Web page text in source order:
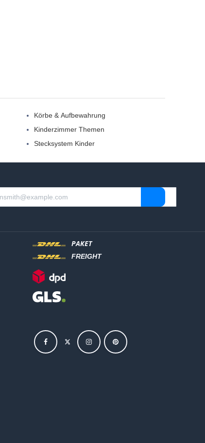
Körbe & Aufbewahrung
Kinderzimmer Themen
Stecksystem Kinder
PAKET
FREIGHT